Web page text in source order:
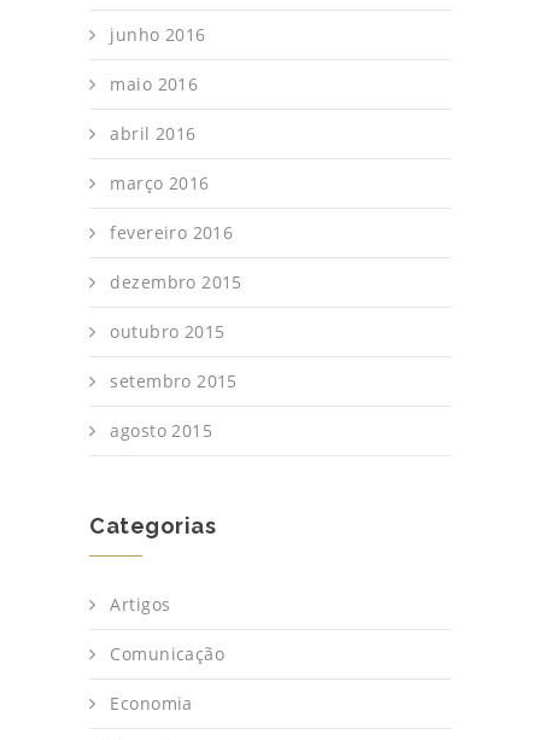
junho 2016
maio 2016
abril 2016
março 2016
fevereiro 2016
dezembro 2015
outubro 2015
setembro 2015
agosto 2015
Categorias
Artigos
Comunicação
Economia